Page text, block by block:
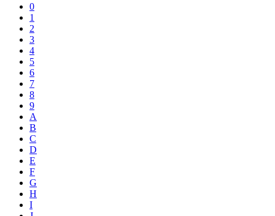
0
1
2
3
4
5
6
7
8
9
A
B
C
D
E
F
G
H
I